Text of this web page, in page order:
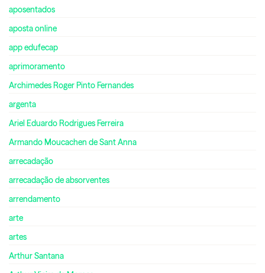
aposentados
aposta online
app edufecap
aprimoramento
Archimedes Roger Pinto Fernandes
argenta
Ariel Eduardo Rodrigues Ferreira
Armando Moucachen de Sant Anna
arrecadação
arrecadação de absorventes
arrendamento
arte
artes
Arthur Santana